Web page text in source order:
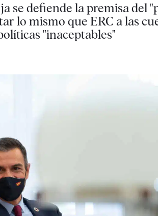
se defiende la premisa del
lo mismo que ERC a las
"inaceptables"